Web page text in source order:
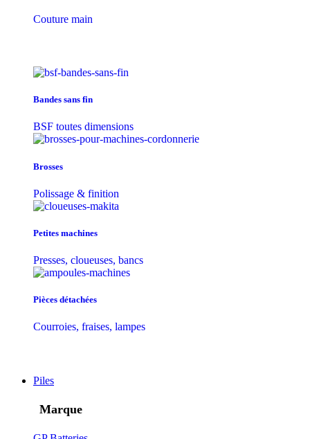
Couture main
Bandes sans fin
BSF toutes dimensions
Brosses
Polissage & finition
Petites machines
Presses, cloueuses, bancs
Pièces détachées
Courroies, fraises, lampes
Piles
Marque